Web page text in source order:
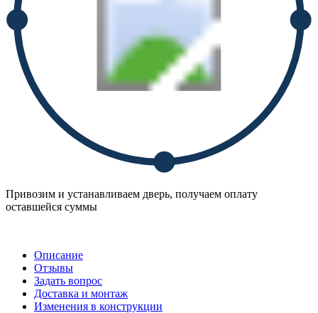
Привозим и устанавливаем дверь, получаем оплату
оставшейся суммы
Описание
Отзывы
Задать вопрос
Доставка и монтаж
Изменения в конструкции